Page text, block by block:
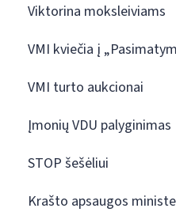
Viktorina moksleiviams
VMI kviečia į
VMI turto aukcionai
Įmonių VDU palyginimas
STOP šešėliui
Krašto apsaugos